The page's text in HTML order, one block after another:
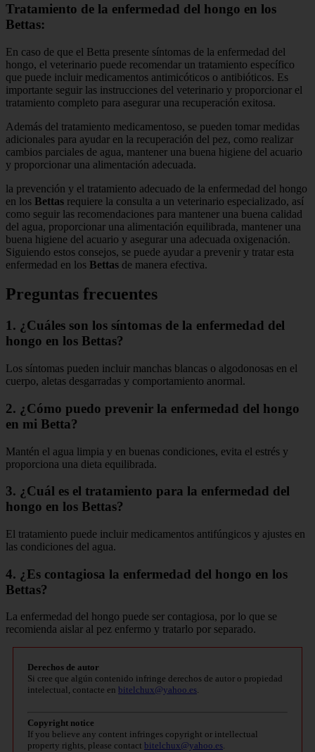
Tratamiento de la enfermedad del hongo en los
Bettas:
En caso de que el Betta presente síntomas de la enfermedad del
hongo, el veterinario puede recomendar un tratamiento específico
que puede incluir medicamentos antimicóticos o antibióticos. Es
importante seguir las instrucciones del veterinario y proporcionar el
tratamiento completo para asegurar una recuperación exitosa.
Además del tratamiento medicamentoso, se pueden tomar medidas
adicionales para ayudar en la recuperación del pez, como realizar
cambios parciales de agua, mantener una buena higiene del acuario
y proporcionar una alimentación adecuada.
la prevención y el tratamiento adecuado de la enfermedad del hongo
en los Bettas requiere la consulta a un veterinario especializado, así
como seguir las recomendaciones para mantener una buena calidad
del agua, proporcionar una alimentación equilibrada, mantener una
buena higiene del acuario y asegurar una adecuada oxigenación.
Siguiendo estos consejos, se puede ayudar a prevenir y tratar esta
enfermedad en los Bettas de manera efectiva.
Preguntas frecuentes
1. ¿Cuáles son los síntomas de la enfermedad del
hongo en los Bettas?
Los síntomas pueden incluir manchas blancas o algodonosas en el
cuerpo, aletas desgarradas y comportamiento anormal.
2. ¿Cómo puedo prevenir la enfermedad del hongo
en mi Betta?
Mantén el agua limpia y en buenas condiciones, evita el estrés y
proporciona una dieta equilibrada.
3. ¿Cuál es el tratamiento para la enfermedad del
hongo en los Bettas?
El tratamiento puede incluir medicamentos antifúngicos y ajustes en
las condiciones del agua.
4. ¿Es contagiosa la enfermedad del hongo en los
Bettas?
La enfermedad del hongo puede ser contagiosa, por lo que se
recomienda aislar al pez enfermo y tratarlo por separado.
Derechos de autor
Si cree que algún contenido infringe derechos de autor o propiedad
intelectual, contacte en bitelchux@yahoo.es.
Copyright notice
If you believe any content infringes copyright or intellectual
property rights, please contact bitelchux@yahoo.es.